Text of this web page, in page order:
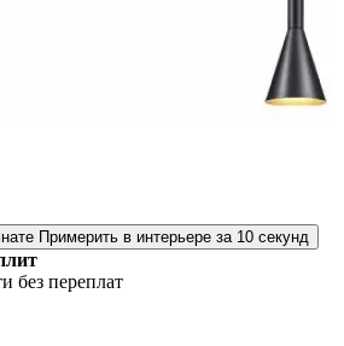
Примерить в интерьере за 10 секунд
без переплат